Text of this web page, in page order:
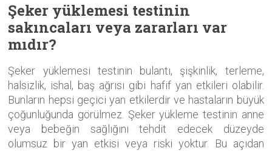
Şeker yüklemesi testinin
sakıncaları veya zararları var
mıdır?
Şeker yüklemesi testinin bulantı, şişkinlik, terleme,
halsizlik, ishal, baş ağrısı gibi hafif yan etkileri olabilir.
Bunların hepsi geçici yan etkilerdir ve hastaların büyük
çoğunluğunda görülmez. Şeker yükleme testinin anne
veya bebeğin sağlığını tehdit edecek düzeyde
olumsuz bir yan etkisi veya riski yoktur. Bu açıdan